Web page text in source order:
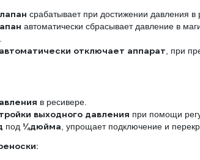
срабатывает при достижении давления в
автоматически сбрасывает давление в
отключает аппарат , при
в ресивере.
выходного давления при помощи
под ¼дюйма , упрощает подключение и